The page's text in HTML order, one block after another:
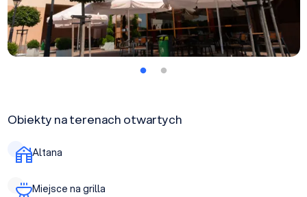
Obiekty na terenach otwartych
Altana
Miejsce na grilla